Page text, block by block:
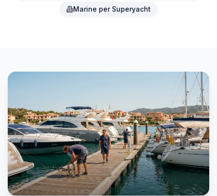
Marine per Superyacht